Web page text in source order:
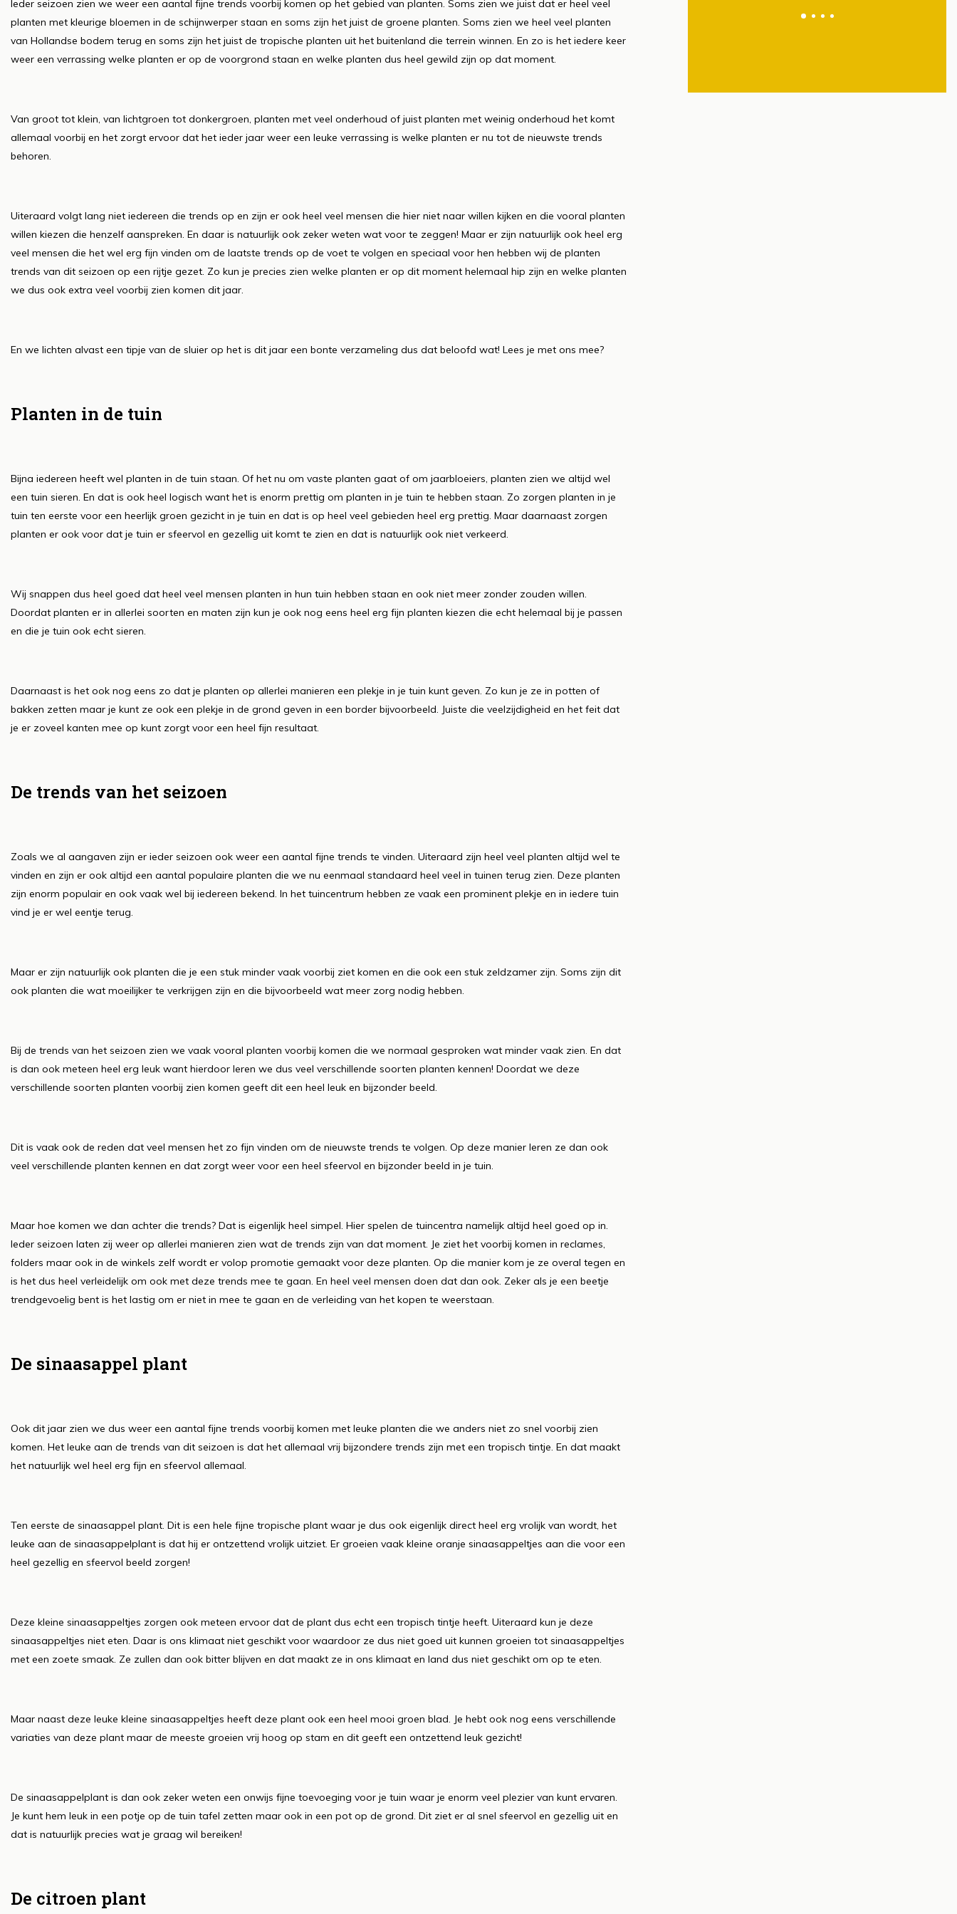
Ieder seizoen zien we weer een aantal fijne trends voorbij komen op het gebied van planten. Soms zien we juist dat er heel veel
planten met kleurige bloemen in de schijnwerper staan en soms zijn het juist de groene planten. Soms zien we heel veel planten
van Hollandse bodem terug en soms zijn het juist de tropische planten uit het buitenland die terrein winnen. En zo is het iedere keer
weer een verrassing welke planten er op de voorgrond staan en welke planten dus heel gewild zijn op dat moment.
Van groot tot klein, van lichtgroen tot donkergroen, planten met veel onderhoud of juist planten met weinig onderhoud het komt
allemaal voorbij en het zorgt ervoor dat het ieder jaar weer een leuke verrassing is welke planten er nu tot de nieuwste trends
behoren.
Uiteraard volgt lang niet iedereen die trends op en zijn er ook heel veel mensen die hier niet naar willen kijken en die vooral planten
willen kiezen die henzelf aanspreken. En daar is natuurlijk ook zeker weten wat voor te zeggen! Maar er zijn natuurlijk ook heel erg
veel mensen die het wel erg fijn vinden om de laatste trends op de voet te volgen en speciaal voor hen hebben wij de planten
trends van dit seizoen op een rijtje gezet. Zo kun je precies zien welke planten er op dit moment helemaal hip zijn en welke planten
we dus ook extra veel voorbij zien komen dit jaar.
En we lichten alvast een tipje van de sluier op het is dit jaar een bonte verzameling dus dat beloofd wat! Lees je met ons mee?
Planten in de tuin
Bijna iedereen heeft wel planten in de tuin staan. Of het nu om vaste planten gaat of om jaarbloeiers, planten zien we altijd wel
een tuin sieren. En dat is ook heel logisch want het is enorm prettig om planten in je tuin te hebben staan. Zo zorgen planten in je
tuin ten eerste voor een heerlijk groen gezicht in je tuin en dat is op heel veel gebieden heel erg prettig. Maar daarnaast zorgen
planten er ook voor dat je tuin er sfeervol en gezellig uit komt te zien en dat is natuurlijk ook niet verkeerd.
Wij snappen dus heel goed dat heel veel mensen planten in hun tuin hebben staan en ook niet meer zonder zouden willen.
Doordat planten er in allerlei soorten en maten zijn kun je ook nog eens heel erg fijn planten kiezen die echt helemaal bij je passen
en die je tuin ook echt sieren.
Daarnaast is het ook nog eens zo dat je planten op allerlei manieren een plekje in je tuin kunt geven. Zo kun je ze in potten of
bakken zetten maar je kunt ze ook een plekje in de grond geven in een border bijvoorbeeld. Juiste die veelzijdigheid en het feit dat
je er zoveel kanten mee op kunt zorgt voor een heel fijn resultaat.
De trends van het seizoen
Zoals we al aangaven zijn er ieder seizoen ook weer een aantal fijne trends te vinden. Uiteraard zijn heel veel planten altijd wel te
vinden en zijn er ook altijd een aantal populaire planten die we nu eenmaal standaard heel veel in tuinen terug zien. Deze planten
zijn enorm populair en ook vaak wel bij iedereen bekend. In het tuincentrum hebben ze vaak een prominent plekje en in iedere tuin
vind je er wel eentje terug.
Maar er zijn natuurlijk ook planten die je een stuk minder vaak voorbij ziet komen en die ook een stuk zeldzamer zijn. Soms zijn dit
ook planten die wat moeilijker te verkrijgen zijn en die bijvoorbeeld wat meer zorg nodig hebben.
Bij de trends van het seizoen zien we vaak vooral planten voorbij komen die we normaal gesproken wat minder vaak zien. En dat
is dan ook meteen heel erg leuk want hierdoor leren we dus veel verschillende soorten planten kennen! Doordat we deze
verschillende soorten planten voorbij zien komen geeft dit een heel leuk en bijzonder beeld.
Dit is vaak ook de reden dat veel mensen het zo fijn vinden om de nieuwste trends te volgen. Op deze manier leren ze dan ook
veel verschillende planten kennen en dat zorgt weer voor een heel sfeervol en bijzonder beeld in je tuin.
Maar hoe komen we dan achter die trends? Dat is eigenlijk heel simpel. Hier spelen de tuincentra namelijk altijd heel goed op in.
Ieder seizoen laten zij weer op allerlei manieren zien wat de trends zijn van dat moment. Je ziet het voorbij komen in reclames,
folders maar ook in de winkels zelf wordt er volop promotie gemaakt voor deze planten. Op die manier kom je ze overal tegen en
is het dus heel verleidelijk om ook met deze trends mee te gaan. En heel veel mensen doen dat dan ook. Zeker als je een beetje
trendgevoelig bent is het lastig om er niet in mee te gaan en de verleiding van het kopen te weerstaan.
De sinaasappel plant
Ook dit jaar zien we dus weer een aantal fijne trends voorbij komen met leuke planten die we anders niet zo snel voorbij zien
komen. Het leuke aan de trends van dit seizoen is dat het allemaal vrij bijzondere trends zijn met een tropisch tintje. En dat maakt
het natuurlijk wel heel erg fijn en sfeervol allemaal.
Ten eerste de sinaasappel plant. Dit is een hele fijne tropische plant waar je dus ook eigenlijk direct heel erg vrolijk van wordt, het
leuke aan de sinaasappelplant is dat hij er ontzettend vrolijk uitziet. Er groeien vaak kleine oranje sinaasappeltjes aan die voor een
heel gezellig en sfeervol beeld zorgen!
Deze kleine sinaasappeltjes zorgen ook meteen ervoor dat de plant dus echt een tropisch tintje heeft. Uiteraard kun je deze
sinaasappeltjes niet eten. Daar is ons klimaat niet geschikt voor waardoor ze dus niet goed uit kunnen groeien tot sinaasappeltjes
met een zoete smaak. Ze zullen dan ook bitter blijven en dat maakt ze in ons klimaat en land dus niet geschikt om op te eten.
Maar naast deze leuke kleine sinaasappeltjes heeft deze plant ook een heel mooi groen blad. Je hebt ook nog eens verschillende
variaties van deze plant maar de meeste groeien vrij hoog op stam en dit geeft een ontzettend leuk gezicht!
De sinaasappelplant is dan ook zeker weten een onwijs fijne toevoeging voor je tuin waar je enorm veel plezier van kunt ervaren.
Je kunt hem leuk in een potje op de tuin tafel zetten maar ook in een pot op de grond. Dit ziet er al snel sfeervol en gezellig uit en
dat is natuurlijk precies wat je graag wil bereiken!
De citroen plant